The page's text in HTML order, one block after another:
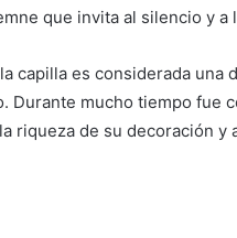
que invita al silencio y a
capilla es considerada una
Durante mucho tiempo fue
riqueza de su decoración y